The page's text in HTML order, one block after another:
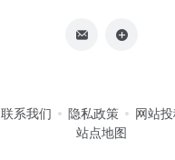
联系我们 隐私政策 网站
站点地图